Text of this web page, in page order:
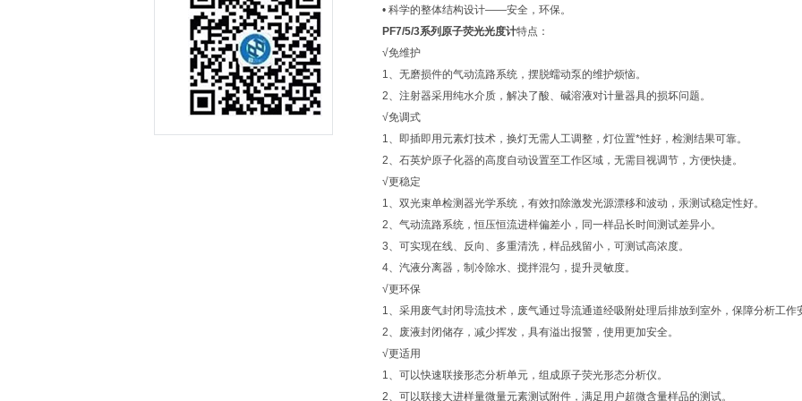
• 科学的整体结构设计——安全，环保。
PF7/5/3系列原子荧光光度计特点：
√免维护
1、无磨损件的气动流路系统，摆脱蠕动泵的维护烦恼。
2、注射器采用纯水介质，解决了酸、碱溶液对计量器具的损坏问题。
√免调式
1、即插即用元素灯技术，换灯无需人工调整，灯位置*性好，检测结果可靠。
2、石英炉原子化器的高度自动设置至工作区域，无需目视调节，方便快捷。
√更稳定
1、双光束单检测器光学系统，有效扣除激发光源漂移和波动，汞测试稳定性好。
2、气动流路系统，恒压恒流进样偏差小，同一样品长时间测试差异小。
3、可实现在线、反向、多重清洗，样品残留小，可测试高浓度。
4、汽液分离器，制冷除水、搅拌混匀，提升灵敏度。
√更环保
1、采用废气封闭导流技术，废气通过导流通道经吸附处理后排放到室外，保障分析工作
2、废液封闭储存，减少挥发，具有溢出报警，使用更加安全。
√更适用
1、可以快速联接形态分析单元，组成原子荧光形态分析仪。
2、可以联接大进样量微量元素测试附件，满足用户超微含量样品的测试。